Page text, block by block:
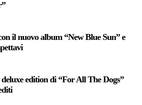
il nuovo album “New Blue Sun” e
edition di “For All The Dogs”